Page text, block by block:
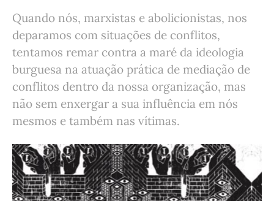
Quando nós, marxistas e abolicionistas, nos
deparamos com situações de conflitos,
tentamos remar contra a maré da ideologia
burguesa na atuação prática de mediação de
conflitos dentro da nossa organização, mas
não sem enxergar a sua influência em nós
mesmos e também nas vítimas.